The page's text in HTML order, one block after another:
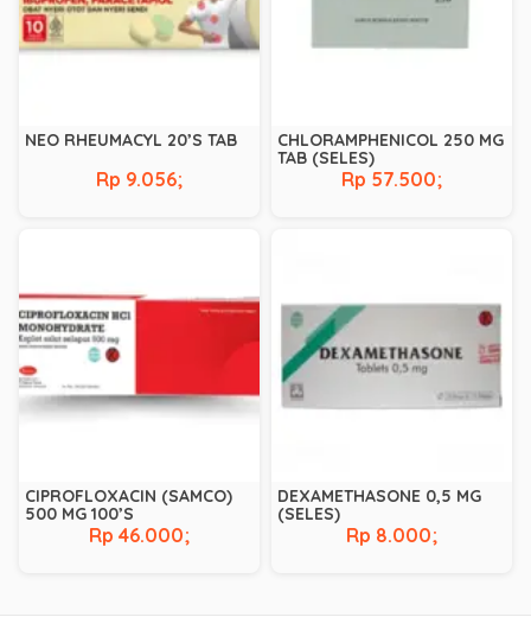
NEO RHEUMACYL 20’S TAB
Rp 9.056;
CHLORAMPHENICOL 250 MG
TAB (SELES)
Rp 57.500;
CIPROFLOXACIN (SAMCO)
500 MG 100’S
Rp 46.000;
DEXAMETHASONE 0,5 MG
(SELES)
Rp 8.000;